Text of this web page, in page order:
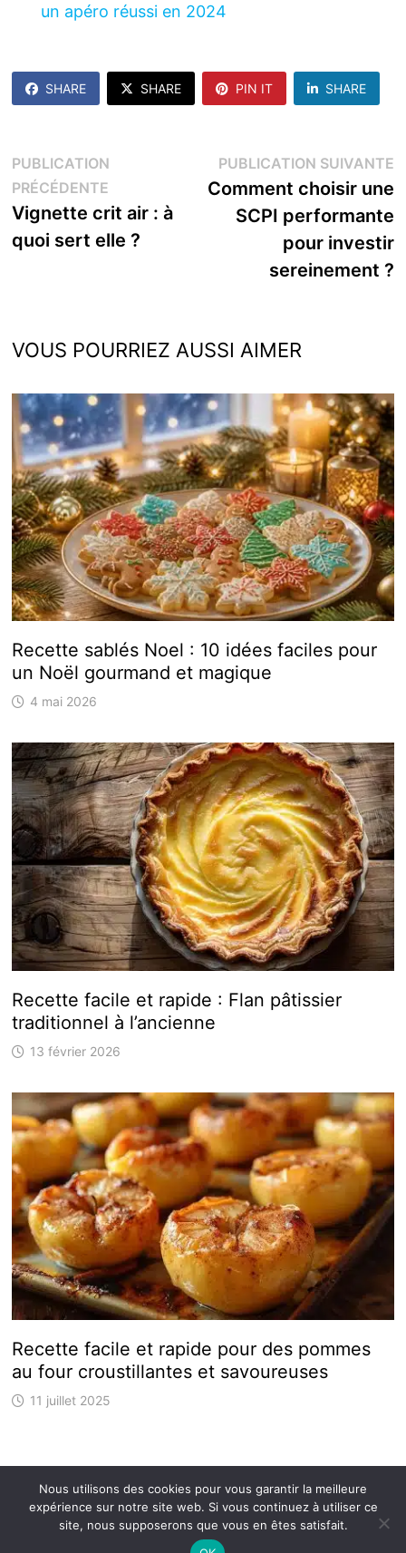
un apéro réussi en 2024
SHARE SHARE PIN IT SHARE
Navigation
de
l’article
PUBLICATION
PRÉCÉDENTEPublication
précédente :
Vignette crit air : à
quoi sert elle ?
PUBLICATION SUIVANTE
Comment choisir une
SCPI performante
pour investir
sereinement ?
VOUS POURRIEZ AUSSI AIMER
Recette sablés Noel : 10 idées faciles pour
un Noël gourmand et magique
4 mai 2026
Recette facile et rapide : Flan pâtissier
traditionnel à l’ancienne
13 février 2026
Recette facile et rapide pour des pommes
au four croustillantes et savoureuses
11 juillet 2025
Copyright © 2026Gospi.
Mentions légales
Nous utilisons des cookies pour vous garantir la meilleure
expérience sur notre site web. Si vous continuez à utiliser ce
site, nous supposerons que vous en êtes satisfait.